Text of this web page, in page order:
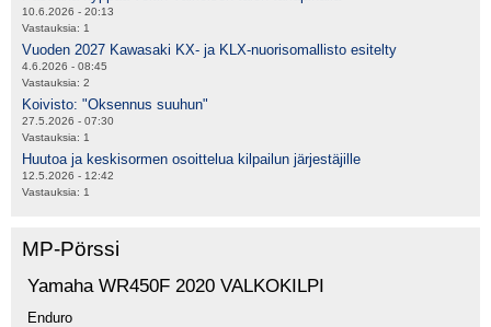
10.6.2026 - 20:13
Vastauksia: 1
Vuoden 2027 Kawasaki KX- ja KLX-nuorisomallisto esitelty
4.6.2026 - 08:45
Vastauksia: 2
Koivisto: "Oksennus suuhun"
27.5.2026 - 07:30
Vastauksia: 1
Huutoa ja keskisormen osoittelua kilpailun järjestäjille
12.5.2026 - 12:42
Vastauksia: 1
MP-Pörssi
Yamaha WR450F 2020 VALKOKILPI
Enduro